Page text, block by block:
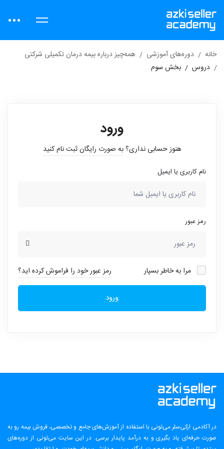
خانه دوره‌های آموزشی
همه‌چیز درباره بیمه درمان تکمیلی شرکتی
دروس
بخش سوم
ورود
هنوز حسابی نداری؟به صورت رایگان ثبت نام کنید
نام کاربری یا ایمیل
رمز عبور
مرا به خاطر بسپار رمز عبور خود را فراموش کرده اید؟
ورود
در آکادمی ازکی‌سلر می‌تونی با استفاده از آموزش‌های جامع و تخصصی، فروش بیمه رو به
صورت حرفه‌ای یاد بگیری و به درآمد پایدار برسی. در این سایت می‌تونی از دوره‌های